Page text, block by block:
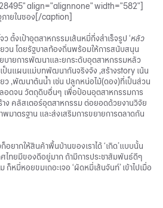
align="alignnone" width="582"]
ภายในซอง[/caption]
ตั้งเป้าอุตสาหกรรมเส้นหมี่กึ่งสำเร็จรูป ‘หลัว
วน โดยรัฐบาลท้องถิ่นพร้อมให้การสนับสนุน
ยบายการพัฒนาและยกระดับอุตสาหกรรมหลัว
ป็นแผนแม่บทพัฒนากันจริงจัง ,สร้างstory เน้น
ว ,พัฒนาต้นน้ำ เช่น ปลูกหน่อไม้(ดอง)ที่เป็นส่วน
อดจน วัตถุดิบอื่นๆ เพื่อป้อนอุตสาหกรรมการ
ง คลัสเตอร์อุตสาหกรรม ต่อยอดด้วยงานวิจัย
าตรฐาน และส่งเสริมการขยายการตลาดกัน
ยากให้สินค้าพื้นบ้านของเราได้ ‘เกิด’แบบนั้น
ศไทยมีของดีอยู่มาก ถ้ามีการประชาสัมพันธ์ดีๆ
หมี่หอยขมเถอะเจอ ‘ผัดหมี่เส้นจันท์’ เข้าไปเมื่อ